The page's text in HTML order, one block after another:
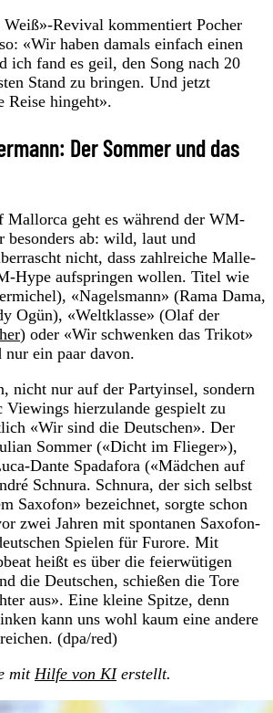
Weiß»-Revival kommentiert Pocher
«Wir haben damals einfach einen
ich fand es geil, den Song nach 20
Stand zu bringen. Und jetzt
Reise hingeht».
Der Sommer und das
Mallorca geht es während der WM-
besonders ab: wild, laut und
nicht, dass zahlreiche Malle-
Hype aufspringen wollen. Titel wie
«Nagelsmann» (Rama Dama,
Ogün), «Weltklasse» (Olaf der
) oder «Wir schwenken das Trikot»
ein paar davon.
nicht nur auf der Partyinsel, sondern
Viewings hierzulande gespielt zu
«Wir sind die Deutschen». Der
Sommer («Dicht im Flieger»),
Dante Spadafora («Mädchen auf
Schnura. Schnura, der sich selbst
Saxofon» bezeichnet, sorgte schon
zwei Jahren mit spontanen Saxofon-
Spielen für Furore. Mit
heißt es über die feierwütigen
die Deutschen, schießen die Tore
aus». Eine kleine Spitze, denn
kann uns wohl kaum eine andere
(dpa/red)
mit Hilfe von KIerstellt.